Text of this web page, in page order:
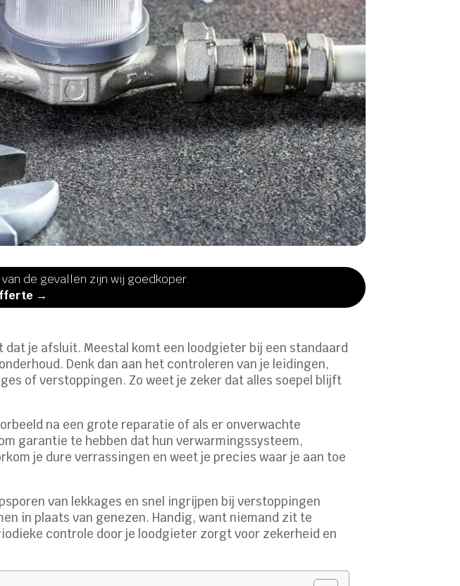
de gevallen zijn wij goedkoper.
→
je afsluit. Meestal komt een loodgieter bij een standaard
Denk dan aan het controleren van je leidingen,
of verstoppingen. Zo weet je zeker dat alles soepel blijft
na een grote reparatie of als er onverwachte
garantie te hebben dat hun verwarmingssysteem,
je dure verrassingen en weet je precies waar je aan toe
van lekkages en snel ingrijpen bij verstoppingen
in plaats van genezen. Handig, want niemand zit te
controle door je loodgieter zorgt voor zekerheid en